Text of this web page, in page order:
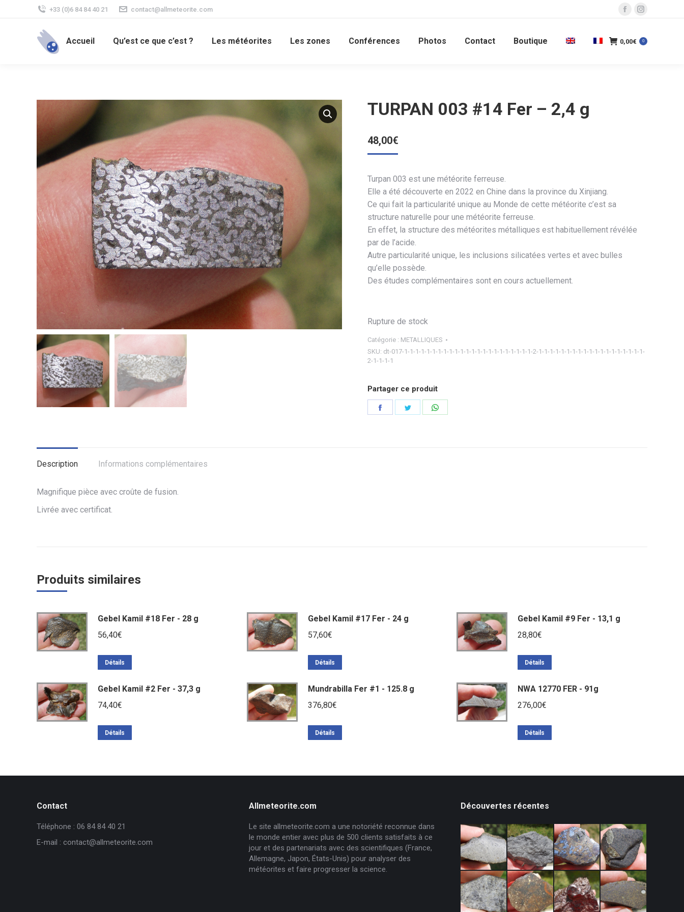
+33 (0)6 84 84 40 21 contact@allmeteorite.com
La
Facebook
La
Instagram
Accueil Qu’est ce que c’est ? Les météorites Les zones Conférences Photos Contact Boutique 0,00€ 0
TURPAN 003 #14 Fer – 2,4 g
48,00€
Turpan 003 est une météorite ferreuse.
Elle a été découverte en 2022 en Chine dans la province du Xinjiang.
Ce qui fait la particularité unique au Monde de cette météorite c’est sa
structure naturelle pour une météorite ferreuse.
En effet, la structure des météorites métalliques est habituellement révélée
par de l’acide.
Autre particularité unique, les inclusions silicatées vertes et avec bulles
qu’elle possède.
Des études complémentaires sont en cours actuellement.
Rupture de stock
Catégorie : METALLIQUES
SKU: dt-017-1-1-1-1-1-1-1-1-1-1-1-1-1-1-1-1-1-1-1-1-1-1-1-2-1-1-1-1-1-1-1-1-1-1-1-1-1-1-1-1-1-1-1-
2-1-1-1-1
Partager ce produit
Partager Partager
Description Informations complémentaires
Magnifique pièce avec croûte de fusion.
Livrée avec certificat.
Produits similaires
Gebel Kamil #18 Fer - 28 g
56,40€
Détails
Gebel Kamil #17 Fer - 24 g
57,60€
Détails
Gebel Kamil #9 Fer - 13,1 g
28,80€
Détails
Gebel Kamil #2 Fer - 37,3 g
74,40€
Détails
Mundrabilla Fer #1 - 125.8 g
376,80€
Détails
NWA 12770 FER - 91g
276,00€
Détails
Contact
Téléphone : 06 84 84 40 21
E-mail : contact@allmeteorite.com
Allmeteorite.com
Le site allmeteorite.com a une notoriété reconnue dans
le monde entier avec plus de 500 clients satisfaits à ce
jour et des partenariats avec des scientifiques (France,
Allemagne, Japon, États-Unis) pour analyser des
météorites et faire progresser la science.
Découvertes récentes